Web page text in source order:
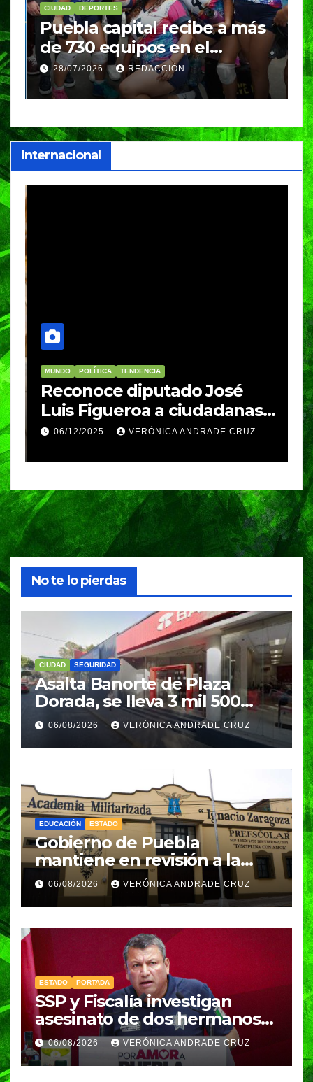
CIUDAD DEPORTES
Puebla capital recibe a más
de 730 equipos en el
Festival Máster de Voleibol
28/07/2026 REDACCIÓN
Internacional
MUNDO POLÍTICA TENDENCIA
Reconoce diputado José
Luis Figueroa a ciudadanas y
ciudadanos que
06/12/2025 VERÓNICA ANDRADE CRUZ
No te lo pierdas
CIUDAD SEGURIDAD
Asalta Banorte de Plaza
Dorada, se lleva 3 mil 500
pesos
06/08/2026 VERÓNICA ANDRADE CRUZ
EDUCACIÓN ESTADO
Gobierno de Puebla
mantiene en revisión a la
Academia Militarizada para
seguir operando: Armenta
06/08/2026 VERÓNICA ANDRADE CRUZ
ESTADO PORTADA
SSP y Fiscalía investigan
asesinato de dos hermanos
en Huixcolotla; refuerzan
seguridad en la Central de
Abasto
06/08/2026 VERÓNICA ANDRADE CRUZ